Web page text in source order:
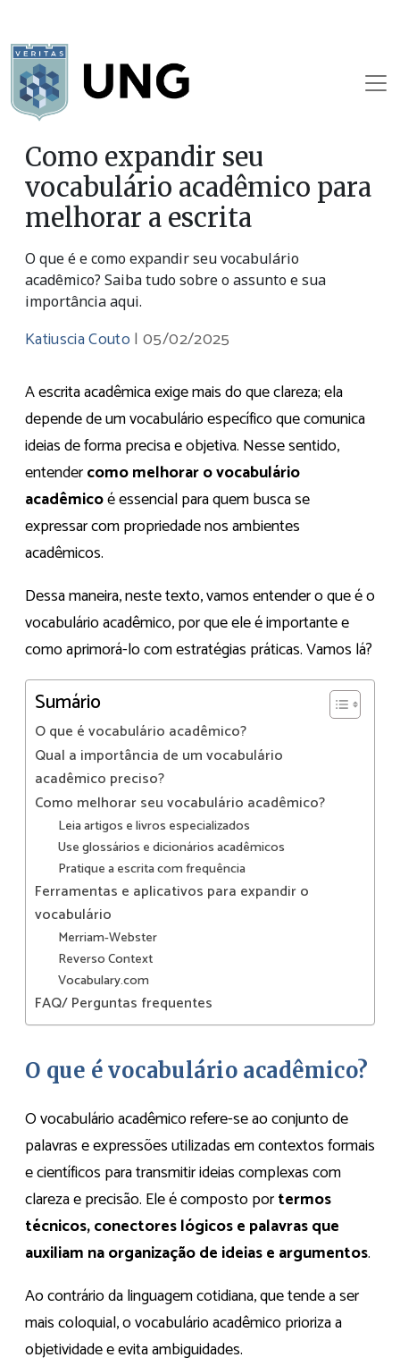
Como expandir seu
vocabulário acadêmico para
melhorar a escrita
O que é e como expandir seu vocabulário
acadêmico? Saiba tudo sobre o assunto e sua
importância aqui.
Katiuscia Couto |05/02/2025
A escrita acadêmica exige mais do que clareza; ela
depende de um vocabulário específico que comunica
ideias de forma precisa e objetiva. Nesse sentido,
entendercomo melhorar o vocabulário
acadêmicoé essencial para quem busca se
expressar com propriedade nos ambientes
acadêmicos.
Dessa maneira, neste texto, vamos entender o que é o
vocabulário acadêmico, por que ele é importante e
como aprimorá-lo com estratégias práticas. Vamos lá?
Sumário
O que é vocabulário acadêmico?
Qual a importância de um vocabulário
acadêmico preciso?
Como melhorar seu vocabulário acadêmico?
Leia artigos e livros especializados
Use glossários e dicionários acadêmicos
Pratique a escrita com frequência
Ferramentas e aplicativos para expandir o
vocabulário
Merriam-Webster
Reverso Context
Vocabulary.com
FAQ/ Perguntas frequentes
O que é vocabulário acadêmico?
O vocabulário acadêmico refere-se ao conjunto de
palavras e expressões utilizadas em contextos formais
e científicos para transmitir ideias complexas com
clareza e precisão. Ele é composto portermos
técnicos, conectores lógicos e palavras que
auxiliam na organização de ideias e argumentos.
Ao contrário da linguagem cotidiana, que tende a ser
mais coloquial, o vocabulário acadêmico prioriza a
objetividade e evita ambiguidades.